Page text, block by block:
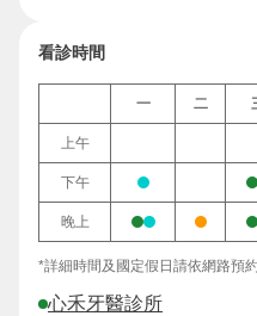
看診時間
一 二
上午
下午
晚上
*詳細時間及國定假日請依網路預
心禾牙醫診所